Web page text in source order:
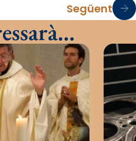
Següent